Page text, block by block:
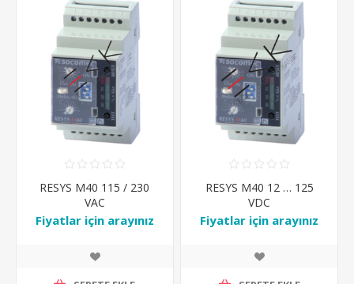
RESYS M40 115 / 230
VAC
Fiyatlar için arayınız
RESYS M40 12 … 125
VDC
Fiyatlar için arayınız